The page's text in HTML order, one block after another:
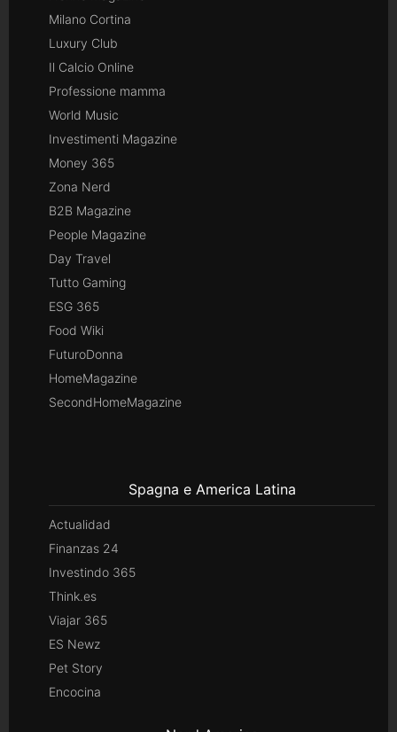
Milano Cortina
Luxury Club
Il Calcio Online
Professione mamma
World Music
Investimenti Magazine
Money 365
Zona Nerd
B2B Magazine
People Magazine
Day Travel
Tutto Gaming
ESG 365
Food Wiki
FuturoDonna
HomeMagazine
SecondHomeMagazine
Spagna e America Latina
Actualidad
Finanzas 24
Investindo 365
Think.es
Viajar 365
ES Newz
Pet Story
Encocina